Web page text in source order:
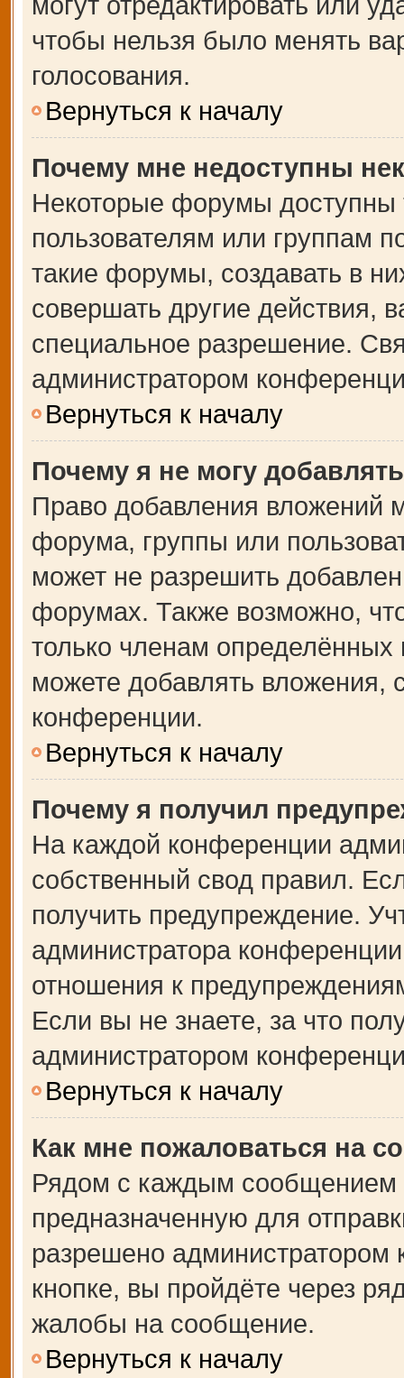
чтобы нельзя было менять
голосования.
Вернуться к началу
Почему мне недоступны
Некоторые форумы доступны
пользователям или группам
такие форумы, создавать в
совершать другие действия,
специальное разрешение.
администратором
Вернуться к началу
Почему я не могу
Право добавления вложений
форума, группы или
может не разрешить
форумах. Также возможно,
только членам
можете добавлять вложения,
конференции.
Вернуться к началу
Почему я получил
На каждой конференции
собственный свод правил.
получить предупреждение.
администратора
отношения к
Если вы не знаете, за что
администратором
Вернуться к началу
Как мне пожаловаться на
Рядом с каждым сообщением
предназначенную для
разрешено
кнопке, вы пройдёте через
жалобы на сообщение.
Вернуться к началу